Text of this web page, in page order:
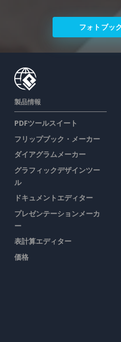
フォトブッ
製品情報
PDFツールスイート
フリップブック・メーカー
ダイアグラムメーカー
グラフィックデザインツー
ル
ドキュメントエディター
プレゼンテーションメーカ
ー
表計算エディター
価格